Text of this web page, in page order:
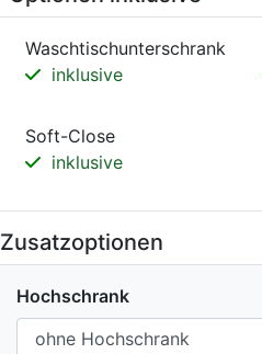
Waschtischunterschrank
inklusive
Soft-Close
inklusive
Zusatzoptionen
Hochschrank